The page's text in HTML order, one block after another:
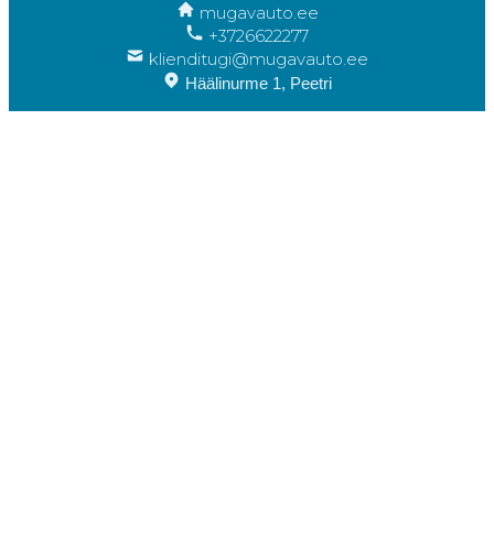
mugavauto.ee
+3726622277
klienditugi@mugavauto.ee
Häälinurme 1, Peetri